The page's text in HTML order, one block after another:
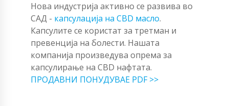
Нова индустрија активно се развива во
САД - капсулација на CBD масло.
Капсулите се користат за третман и
превенција на болести. Нашата
компанија произведува опрема за
капсулирање на CBD нафтата.
ПРОДАВНИ ПОНУДУВАЕ PDF >>